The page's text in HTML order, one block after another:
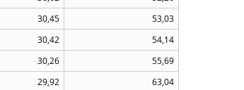
30,45
53,03
30,42
54,14
30,26
55,69
29,92
63,04